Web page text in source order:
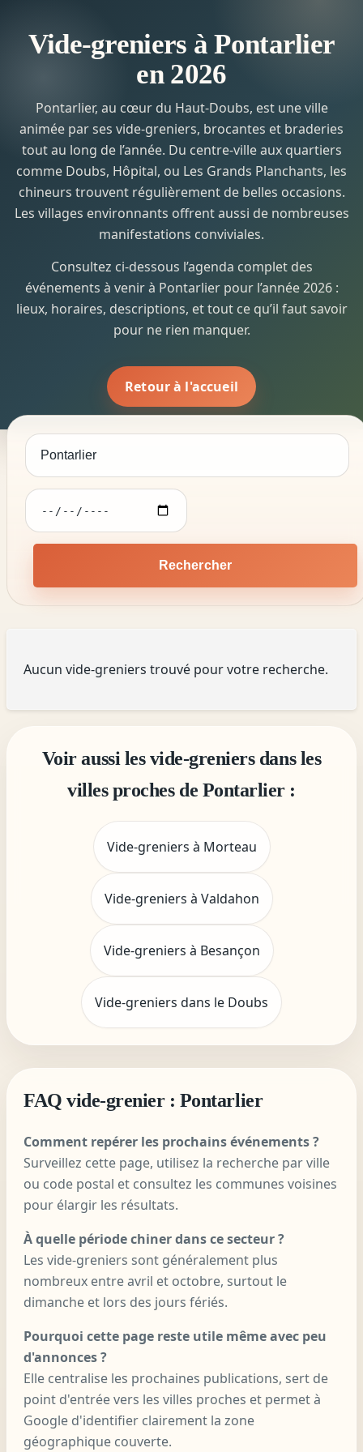
Vide-greniers à Pontarlier
en 2026
Pontarlier, au cœur du Haut-Doubs, est une ville
animée par ses vide-greniers, brocantes et braderies
tout au long de l’année. Du centre-ville aux quartiers
comme Doubs, Hôpital, ou Les Grands Planchants, les
chineurs trouvent régulièrement de belles occasions.
Les villages environnants offrent aussi de nombreuses
manifestations conviviales.
Consultez ci-dessous l’agenda complet des
événements à venir à Pontarlier pour l’année 2026 :
lieux, horaires, descriptions, et tout ce qu’il faut savoir
pour ne rien manquer.
Retour à l'accueil
Rechercher
Aucun vide-greniers trouvé pour votre recherche.
Voir aussi les vide-greniers dans les
villes proches de Pontarlier :
Vide-greniers à Morteau
Vide-greniers à Valdahon
Vide-greniers à Besançon
Vide-greniers dans le Doubs
FAQ vide-grenier : Pontarlier
Comment repérer les prochains événements ?
Surveillez cette page, utilisez la recherche par ville
ou code postal et consultez les communes voisines
pour élargir les résultats.
À quelle période chiner dans ce secteur ?
Les vide-greniers sont généralement plus
nombreux entre avril et octobre, surtout le
dimanche et lors des jours fériés.
Pourquoi cette page reste utile même avec peu
d'annonces ?
Elle centralise les prochaines publications, sert de
point d'entrée vers les villes proches et permet à
Google d'identifier clairement la zone
géographique couverte.